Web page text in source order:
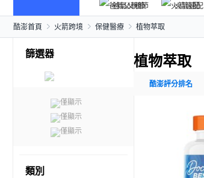
爸氣父親節
火箭速配
酷澎首頁 火箭跨境 保健醫療 植物萃取
篩選器
僅顯示
僅顯示
僅顯示
類別
植物萃取
酷澎評分排名